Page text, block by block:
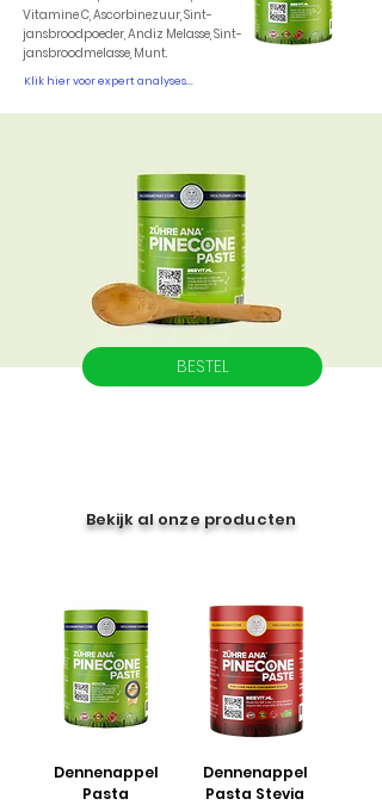
Vitamine C, Ascorbinezuur, Sint-
jansbroodpoeder, Andiz Melasse, Sint-
jansbroodmelasse, Munt.
Klik hier voor expert analyses...
Dennenappel
Pasta
Dennenappel
Pasta Stevia
Bekijk al onze producten
BESTEL